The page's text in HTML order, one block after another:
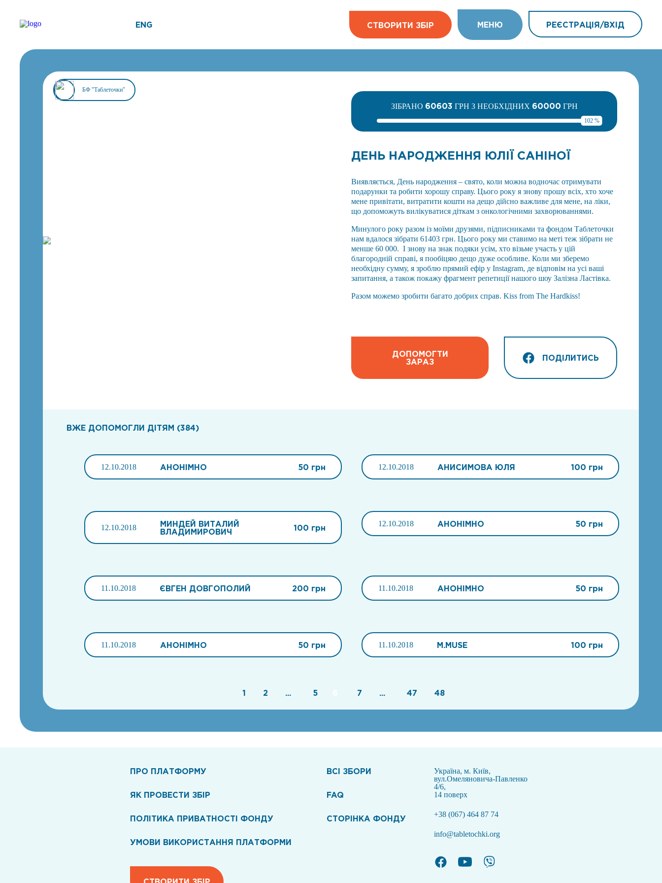
ENG СТВОРИТИ ЗБІР МEНЮ РЕЄСТРАЦІЯ/ВХIД
БФ "Таблеточки"
ЗІБРАНО 60603 ГРН З НЕОБХІДНИХ 60000 ГРН
102 %
ДЕНЬ НАРОДЖЕННЯ ЮЛІЇ САНІНОЇ
Виявляється, День народження – свято, коли можна водночас отримувати
подарунки та робити хорошу справу. Цього року я знову прошу всіх, хто хоче
мене привітати, витратити кошти на дещо дійсно важливе для мене, на ліки,
що допоможуть вилікуватися діткам з онкологічними захворюваннями.
Минулого року разом із моїми друзями, підписниками та фондом Таблеточки
нам вдалося зібрати 61403 грн. Цього року ми ставимо на меті теж зібрати не
менше 60 000. І знову на знак подяки усім, хто візьме участь у цій
благородній справі, я пообіцяю дещо дуже особливе. Коли ми зберемо
необхідну сумму, я зроблю прямий ефір у Instagram, де відповім на усі ваші
запитання, а також покажу фрагмент репетиції нашого шоу Залізна Ластівка.
Разом можемо зробити багато добрих справ. Kiss from The Hardkiss!
ДОПОМОГТИ
ЗАРАЗ
ПОДІЛИТИСЬ
ВЖЕ ДОПОМОГЛИ ДІТЯМ (384)
12.10.2018 АНОНІМНО 50 грн 12.10.2018 АНИСИМОВА ЮЛЯ 100 грн
12.10.2018
МИНДЕЙ ВИТАЛИЙ
ВЛАДИМИРОВИЧ
100 грн 12.10.2018 АНОНІМНО 50 грн
11.10.2018 ЄВГЕН ДОВГОПОЛИЙ 200 грн 11.10.2018 АНОНІМНО 50 грн
11.10.2018 АНОНІМНО 50 грн 11.10.2018 M.MUSE 100 грн
1 2 ... 5 7 ... 47 48
ПРО ПЛАТФОРМУ
ЯК ПРОВЕСТИ ЗБІР
ПОЛІТИКА ПРИВАТНОСТІ ФОНДУ
УМОВИ ВИКОРИСТАННЯ ПЛАТФОРМИ
ВСI ЗБОРИ
FAQ
СТОРІНКА ФОНДУ
Україна, м. Київ,
вул.Омеляновича-Павленко
4/6,
14 поверх
+38 (067) 464 87 74
info@tabletochki.org